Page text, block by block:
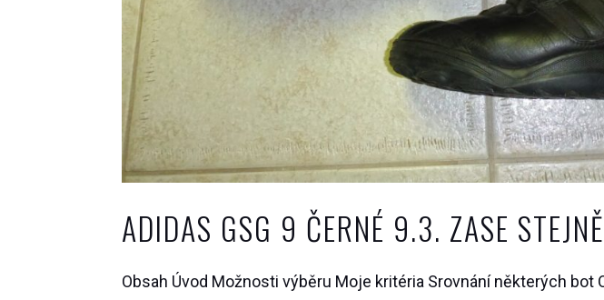
ADIDAS GSG 9 ČERNÉ 9.3. ZASE
Obsah Úvod Možnosti výběru Moje kritéria Srovnání některých bot